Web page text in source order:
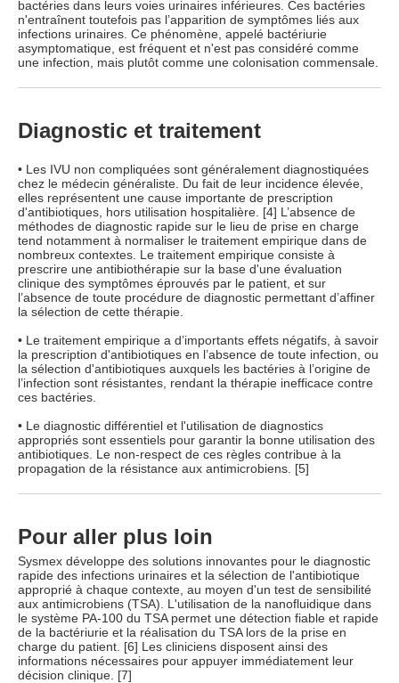
bactéries dans leurs voies urinaires inférieures. Ces bactéries
n'entraînent toutefois pas l’apparition de symptômes liés aux
infections urinaires. Ce phénomène, appelé bactériurie
asymptomatique, est fréquent et n'est pas considéré comme
une infection, mais plutôt comme une colonisation commensale.
Diagnostic et traitement
• Les IVU non compliquées sont généralement diagnostiquées
chez le médecin généraliste. Du fait de leur incidence élevée,
elles représentent une cause importante de prescription
d'antibiotiques, hors utilisation hospitalière. [4] L’absence de
méthodes de diagnostic rapide sur le lieu de prise en charge
tend notamment à normaliser le traitement empirique dans de
nombreux contextes. Le traitement empirique consiste à
prescrire une antibiothérapie sur la base d'une évaluation
clinique des symptômes éprouvés par le patient, et sur
l’absence de toute procédure de diagnostic permettant d’affiner
la sélection de cette thérapie.
• Le traitement empirique a d’importants effets négatifs, à savoir
la prescription d'antibiotiques en l’absence de toute infection, ou
la sélection d'antibiotiques auxquels les bactéries à l’origine de
l’infection sont résistantes, rendant la thérapie inefficace contre
ces bactéries.
• Le diagnostic différentiel et l'utilisation de diagnostics
appropriés sont essentiels pour garantir la bonne utilisation des
antibiotiques. Le non-respect de ces règles contribue à la
propagation de la résistance aux antimicrobiens. [5]
Pour aller plus loin
Sysmex développe des solutions innovantes pour le diagnostic
rapide des infections urinaires et la sélection de l'antibiotique
approprié à chaque contexte, au moyen d'un test de sensibilité
aux antimicrobiens (TSA). L'utilisation de la nanofluidique dans
le système PA-100 du TSA permet une détection fiable et rapide
de la bactériurie et la réalisation du TSA lors de la prise en
charge du patient. [6] Les cliniciens disposent ainsi des
informations nécessaires pour appuyer immédiatement leur
décision clinique. [7]